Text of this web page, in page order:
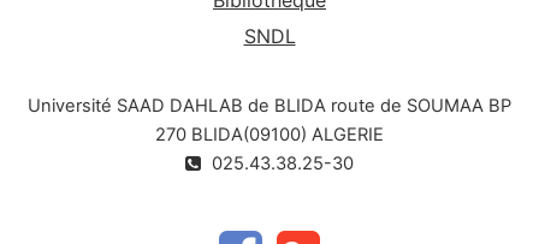
SNDL
Université SAAD DAHLAB de BLIDA route de SOUMAA BP
270 BLIDA(09100) ALGERIE
025.43.38.25-30